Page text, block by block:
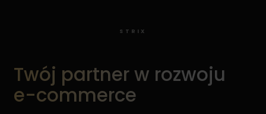
STRIX
Twój partner w rozwoju
e-commerce